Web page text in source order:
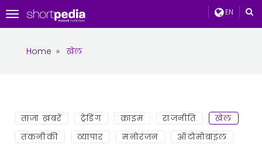
EN
Toggle
navigation
Home » खेल
ताज़ा ख़बरें ट्रेंडिंग क्राइम राजनीति
खेल
तकनीकी
व्यापार मनोरंजन
ऑटोमोबाइल